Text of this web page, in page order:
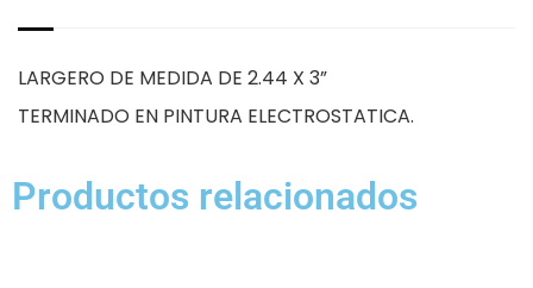
LARGERO DE MEDIDA DE 2.44 X 3”
TERMINADO EN PINTURA ELECTROSTATICA.
Productos relacionados